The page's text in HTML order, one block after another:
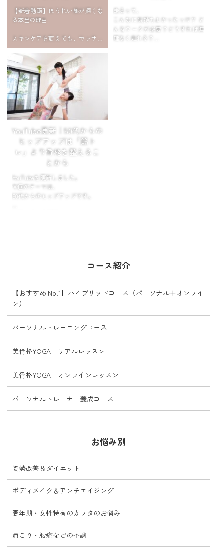
【新着動画】ほうれい線が深くな
る本当の理由
スキンケアを変えても、マッサー
ジをしても変わらない。
その理由は、顔ではなく姿勢にあ
りました。
デスクでできる骨格ケアもご紹介
しています。 htt...
走るって、
こんなに気持ちよかったっけ？ ど
んなワークが必要？どうすれば無
理なく走れる？
YouTube更新｜50代からの
ヒップアップは「筋ト
レ」より骨格を整えるこ
とから
YouTubeを更新しました。
今回のテーマは、
50代からのヒップアップです。
コース紹介
【おすすめ No.1】ハイブリッドコース（パーソナル＋オンライ
ン）
パーソナルトレーニングコース
美骨格YOGA リアルレッスン
美骨格YOGA オンラインレッスン
パーソナルトレーナー養成コース
お悩み別
姿勢改善＆ダイエット
ボディメイク＆アンチエイジング
更年期・女性特有のカラダのお悩み
肩こり・腰痛などの不調